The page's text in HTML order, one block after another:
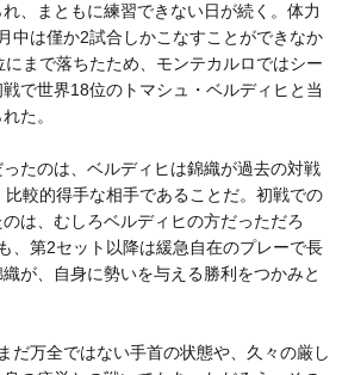
、まともに練習できない日が続く。体力
中は僅か2試合しかこなすことができなか
まで落ちたため、モンテカルロではシー
で世界18位のトマシュ・ベルディヒと当
た。
たのは、ベルディヒは錦織が過去の対戦
較的得手な相手であることだ。初戦での
は、むしろベルディヒの方だっただろ
、第2セット以降は緩急自在のプレーで長
が、自身に勢いを与える勝利をつかみと
だ万全ではない手首の状態や、久々の厳し